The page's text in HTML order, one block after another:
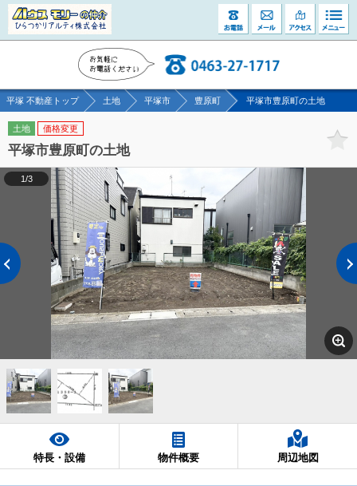
平塚 不動産トップ 土地 平塚市 豊原町 平塚市豊原町の土地
土地 価格変更
平塚市豊原町の土地
1/3
特長・設備 物件概要 周辺地図